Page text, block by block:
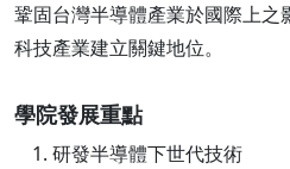
鞏固台灣半導體產業於國際上
科技產業建立關鍵地位。
學院發展重點
研發半導體下世代技術